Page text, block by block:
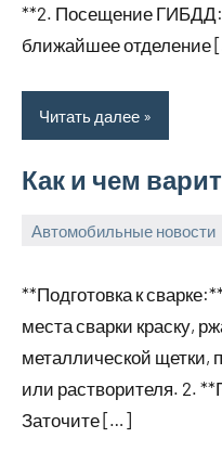
**2. Посещение
ближайшее отделение
Читать далее
Как и чем
Автомобильные новости
2024
**Подготовка к
места сварки краску,
металлической щетки,
или растворителя. 2.
Заточите […]